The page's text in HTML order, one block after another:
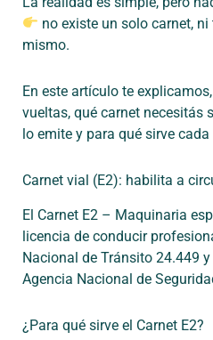
no existe un solo carnet, ni
mismo.
En este artículo te
vueltas, qué carnet necesitás
lo emite y para qué sirve cada
Carnet vial (E2): habilita a
El Carnet E2 – Maquinaria
licencia de conducir
Nacional de Tránsito 24.449 y
Agencia Nacional de
¿Para qué sirve el Carnet E2?